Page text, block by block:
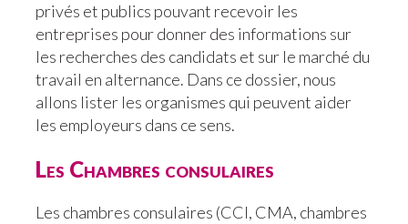
privés et publics pouvant recevoir les
entreprises pour donner des informations sur
les recherches des candidats et sur le marché du
travail en alternance. Dans ce dossier, nous
allons lister les organismes qui peuvent aider
les employeurs dans ce sens.
Les Chambres consulaires
Les chambres consulaires (CCI, CMA, chambres